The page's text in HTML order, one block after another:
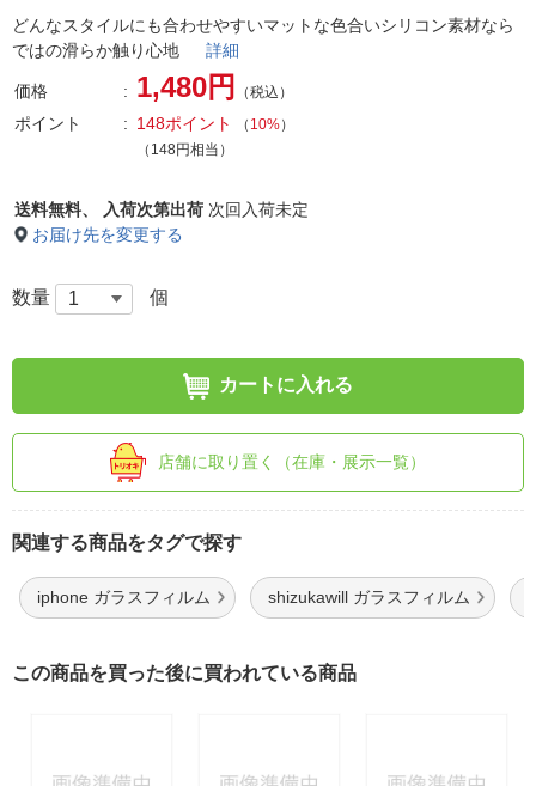
どんなスタイルにも合わせやすいマットな色合いシリコン素材なら
ではの滑らか触り心地 詳細
価格 1,480円 （税込）
ポイント 148ポイント （ 10%）
（148円相当）
送料無料、 入荷次第出荷 次回入荷未定
お届け先を変更する
数量 個
カートに入れる
店舗に取り置く（在庫・展示一覧）
関連する商品をタグで探す
iphone ガラスフィルム shizukawill ガラスフィルム
この商品を買った後に買われている商品